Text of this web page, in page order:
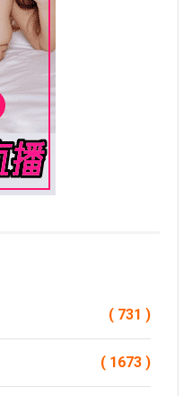
( 731 )
( 1673 )